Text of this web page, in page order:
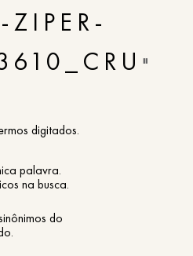
"
digitados.
palavra.
na busca.
do